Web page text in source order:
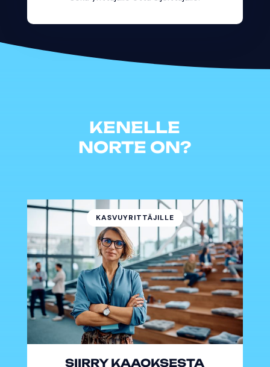
KENELLE
NORTE ON?
KASVUYRITTÄJILLE
SIIRRY KAAOKSESTA